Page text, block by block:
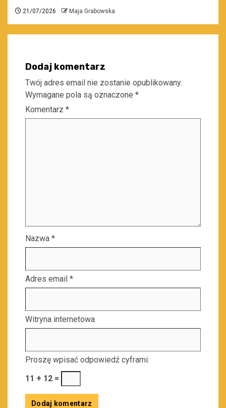
21/07/2026 Maja Grabowska
Dodaj komentarz
Twój adres email nie zostanie opublikowany.
Wymagane pola są oznaczone *
Komentarz *
Nazwa *
Adres email *
Witryna internetowa
Proszę wpisać odpowiedź cyframi:
11 + 12 =